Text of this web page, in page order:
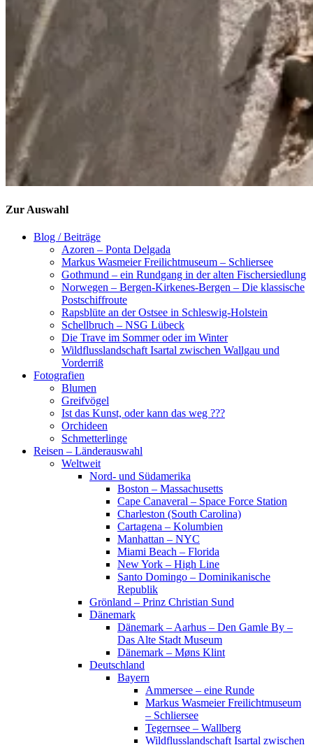
Zur Auswahl
Blog / Beiträge
Azoren – Ponta Delgada
Markus Wasmeier Freilichtmuseum – Schliersee
Gothmund – ein Rundgang in der alten Fischersiedlung
Norwegen – Bergen-Kirkenes-Bergen – Die klassische
Postschiffroute
Rapsblüte an der Ostsee in Schleswig-Holstein
Schellbruch – NSG Lübeck
Die Trave im Sommer oder im Winter
Wildflusslandschaft Isartal zwischen Wallgau und
Vorderriß
Fotografien
Blumen
Greifvögel
Ist das Kunst, oder kann das weg ???
Orchideen
Schmetterlinge
Reisen – Länderauswahl
Weltweit
Nord- und Südamerika
Boston – Massachusetts
Cape Canaveral – Space Force Station
Charleston (South Carolina)
Cartagena – Kolumbien
Manhattan – NYC
Miami Beach – Florida
New York – High Line
Santo Domingo – Dominikanische
Republik
Grönland – Prinz Christian Sund
Dänemark
Dänemark – Aarhus – Den Gamle By –
Das Alte Stadt Museum
Dänemark – Møns Klint
Deutschland
Bayern
Ammersee – eine Runde
Markus Wasmeier Freilichtmuseum
– Schliersee
Tegernsee – Wallberg
Wildflusslandschaft Isartal zwischen